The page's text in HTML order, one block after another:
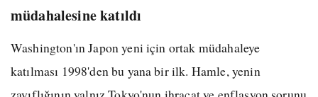
müdahalesine katıldı
Washington'ın Japon yeni için ortak müdahaleye
katılması 1998'den bu yana bir ilk. Hamle, yenin